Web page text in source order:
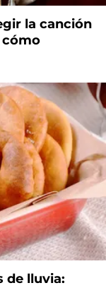
la canción
cómo
de lluvia: